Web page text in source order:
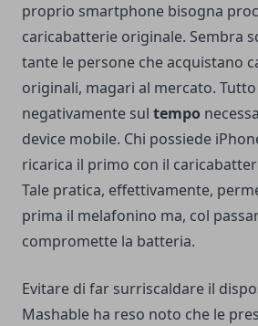
proprio smartphone bisogna
caricabatterie originale. Sembra
tante le persone che acquistano
originali, magari al mercato.
negativamente sul tempo
device mobile. Chi possiede
ricarica il primo con il
Tale pratica, effettivamente,
prima il melafonino ma, col
compromette la batteria.
Evitare di far surriscaldare il
Mashable ha reso noto che le